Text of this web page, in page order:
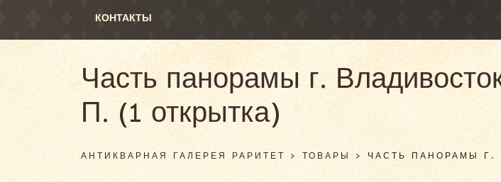
КОНТАКТЫ
Часть панорамы г.
П. (1 открытка)
АНТИКВАРНАЯ ГАЛЕРЕЯ РАРИТЕТ>ТОВАРЫ > ЧАСТЬ ПАНОРАМЫ Г.